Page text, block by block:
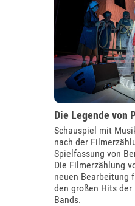
Die Legende von
Schauspiel mit
nach der
Spielfassung von
Die Filmerzählung
neuen Bearbeitung
den großen Hits der
Bands.